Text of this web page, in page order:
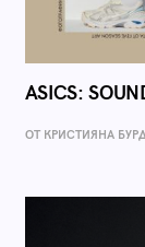
ASICS:
ОТ КРИСТИЯНА